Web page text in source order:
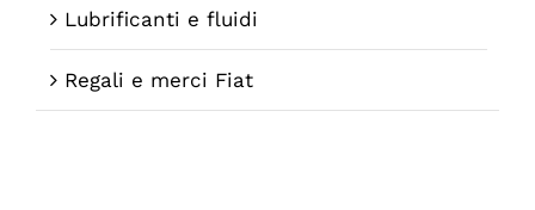
Lubrificanti e fluidi
Regali e merci Fiat